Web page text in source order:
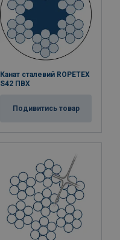
Канат сталевий ROPETEX
S42 ПВХ
Подивитись товар